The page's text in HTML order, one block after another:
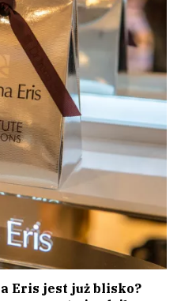
Eris jest już blisko?